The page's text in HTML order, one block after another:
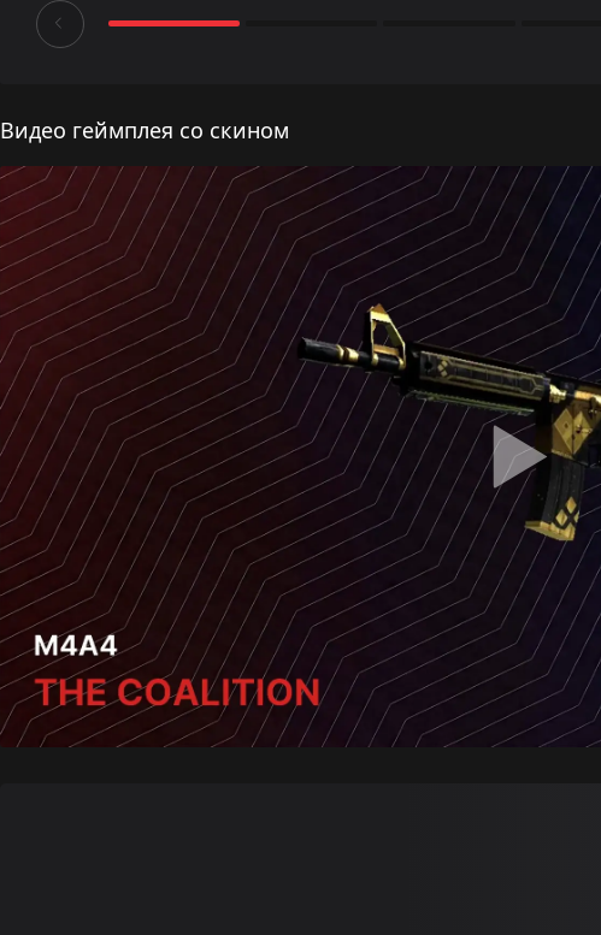
Видео геймплея со скином